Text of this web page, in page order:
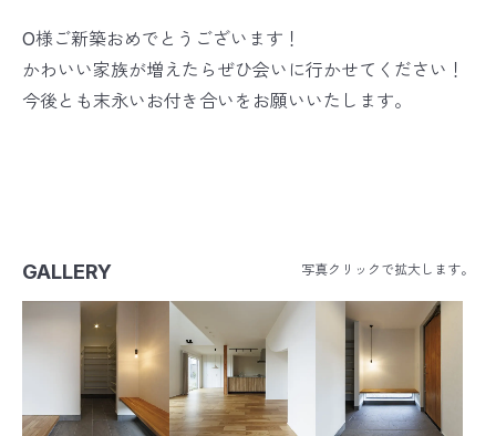
O様ご新築おめでとうございます！
かわいい家族が増えたらぜひ会いに行かせてください！
今後とも末永いお付き合いをお願いいたします。
GALLERY 写真クリックで拡大します。